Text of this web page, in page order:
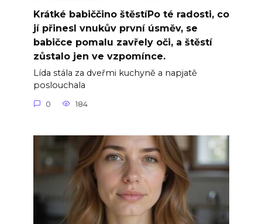
Krátké babiččino štěstíPo té radosti, co
jí přinesl vnukův první úsměv, se
babičce pomalu zavřely oči, a štěstí
zůstalo jen ve vzpomínce.
Lída stála za dveřmi kuchyně a napjatě
poslouchala
0 184